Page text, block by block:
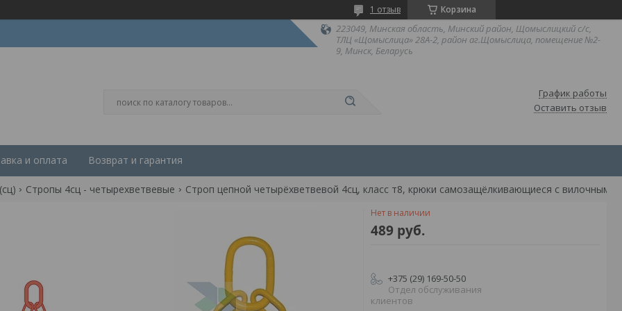
Корзина
1 отзыв
223049, Минская область, Минский район, Щомыслицкий с/с,
ТЛЦ «Щомыслица» 28А-2, район аг.Щомыслица, помещение №2-
9, Минск, Беларусь
График работы
Оставить отзыв
и оплата Возврат и гарантия
Стропы 4сц - четырехветвевые
Нет в наличии
489 руб.
+375 (29) 169-50-50
Отдел обслуживания
клиентов